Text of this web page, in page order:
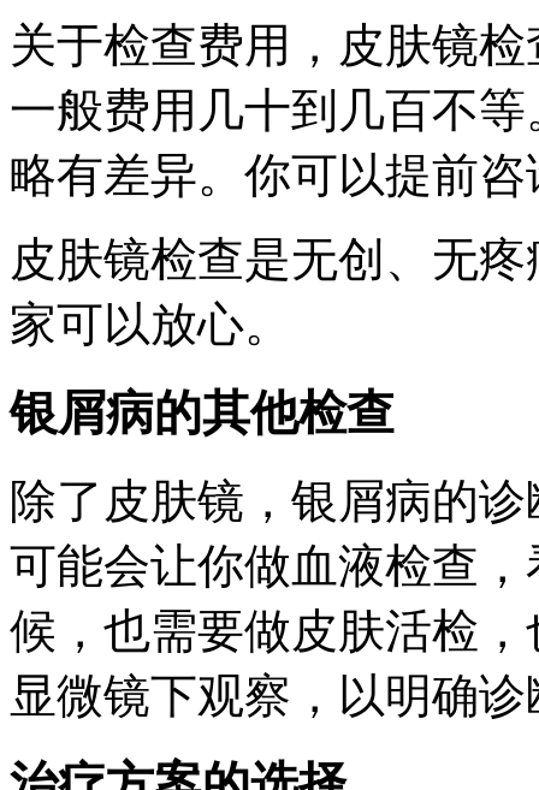
关于检查费用，皮肤镜
一般费用几十到几百不
略有差异。你可以提前
皮肤镜检查是无创、无
家可以放心。
银屑病的其他检查
除了皮肤镜，银屑病的
可能会让你做血液检查
候，也需要做皮肤活检
显微镜下观察，以明确诊